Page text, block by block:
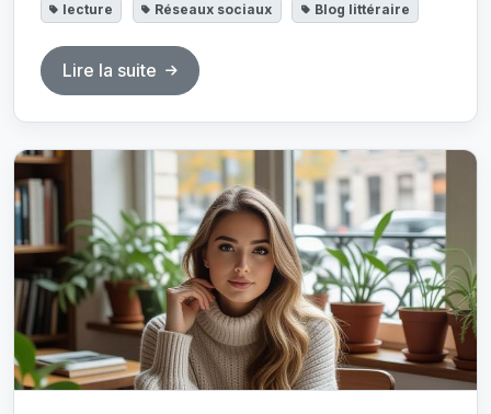
lecture Réseaux sociaux Blog littéraire
Lire la suite